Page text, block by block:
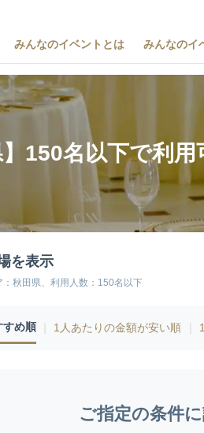
みんなのイベントとは みんなのイ
】150名以下で利
を表示
：秋田県、利用人数：150名以下
すめ順 1人あたりの金額が安い順
ご指定の条件